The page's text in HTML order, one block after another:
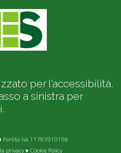
per l’accessibilità.
a sinistra per
Partita Iva 11783910158
privacy♦ Cookie Policy